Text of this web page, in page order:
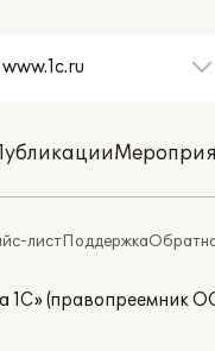
листПоддержка
1С» (правопреемник